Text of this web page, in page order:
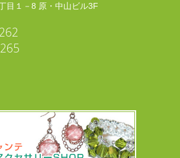
目１－8 原・中山ビル3F